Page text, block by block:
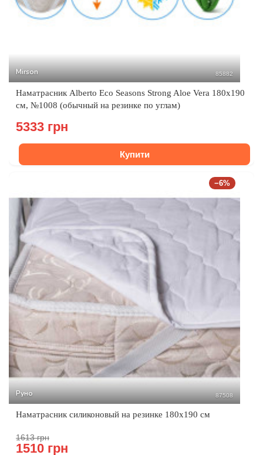
Mirson 85882
Наматрасник Alberto Eco Seasons Strong Aloe Vera 180x190
см, №1008 (обычный на резинке по углам)
5333 грн
Купити
−6%
Руно 87508
Наматрасник силиконовый на резинке 180х190 см
1613 грн
1510 грн